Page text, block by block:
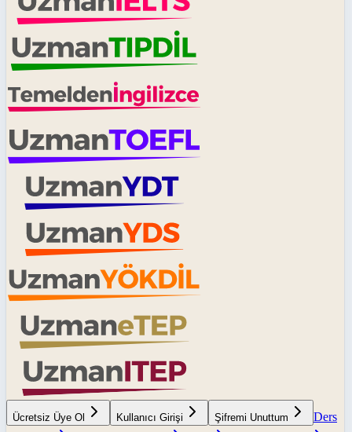
Ücretsiz Üye Ol Kullanıcı Girişi Şifremi Unuttum
Ders